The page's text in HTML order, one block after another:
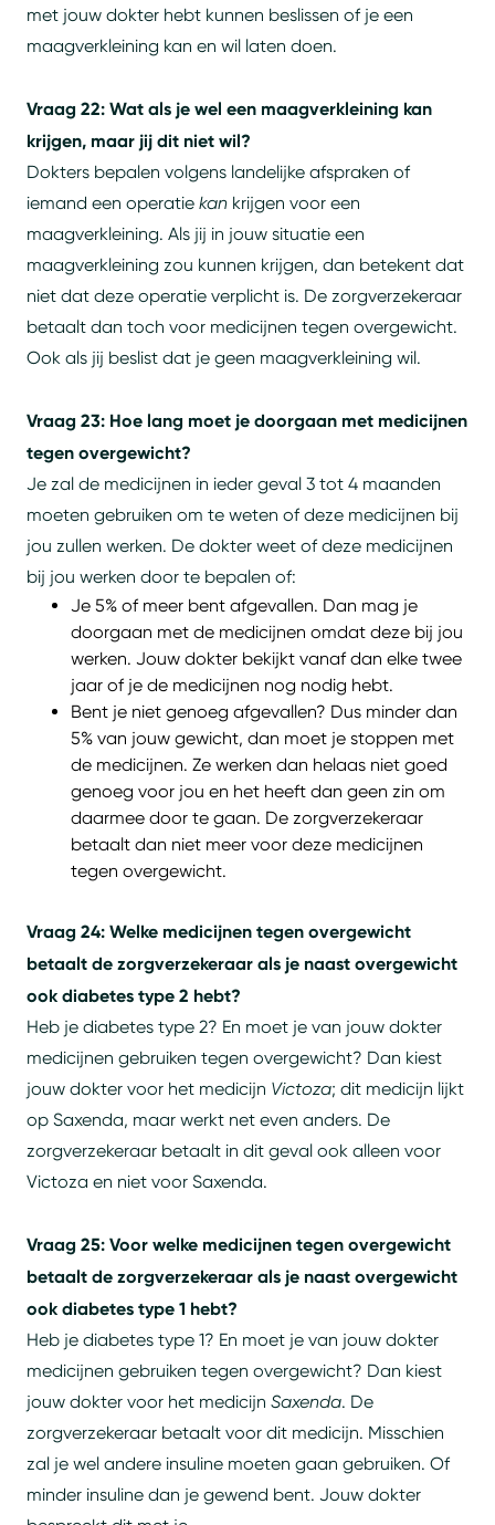
met jouw dokter hebt kunnen beslissen of je een
maagverkleining kan en wil laten doen.
Vraag 22: Wat als je wel een maagverkleining kan
krijgen, maar jij dit niet wil?
Dokters bepalen volgens landelijke afspraken of
iemand een operatie kan krijgen voor een
maagverkleining. Als jij in jouw situatie een
maagverkleining zou kunnen krijgen, dan betekent dat
niet dat deze operatie verplicht is. De zorgverzekeraar
betaalt dan toch voor medicijnen tegen overgewicht.
Ook als jij beslist dat je geen maagverkleining wil.
Vraag 23: Hoe lang moet je doorgaan met medicijnen
tegen overgewicht?
Je zal de medicijnen in ieder geval 3 tot 4 maanden
moeten gebruiken om te weten of deze medicijnen bij
jou zullen werken. De dokter weet of deze medicijnen
bij jou werken door te bepalen of:
Je 5% of meer bent afgevallen. Dan mag je
doorgaan met de medicijnen omdat deze bij jou
werken. Jouw dokter bekijkt vanaf dan elke twee
jaar of je de medicijnen nog nodig hebt.
Bent je niet genoeg afgevallen? Dus minder dan
5% van jouw gewicht, dan moet je stoppen met
de medicijnen. Ze werken dan helaas niet goed
genoeg voor jou en het heeft dan geen zin om
daarmee door te gaan. De zorgverzekeraar
betaalt dan niet meer voor deze medicijnen
tegen overgewicht.
Vraag 24: Welke medicijnen tegen overgewicht
betaalt de zorgverzekeraar als je naast overgewicht
ook diabetes type 2 hebt?
Heb je diabetes type 2? En moet je van jouw dokter
medicijnen gebruiken tegen overgewicht? Dan kiest
jouw dokter voor het medicijn Victoza; dit medicijn lijkt
op Saxenda, maar werkt net even anders. De
zorgverzekeraar betaalt in dit geval ook alleen voor
Victoza en niet voor Saxenda.
Vraag 25: Voor welke medicijnen tegen overgewicht
betaalt de zorgverzekeraar als je naast overgewicht
ook diabetes type 1 hebt?
Heb je diabetes type 1? En moet je van jouw dokter
medicijnen gebruiken tegen overgewicht? Dan kiest
jouw dokter voor het medicijn Saxenda. De
zorgverzekeraar betaalt voor dit medicijn. Misschien
zal je wel andere insuline moeten gaan gebruiken. Of
minder insuline dan je gewend bent. Jouw dokter